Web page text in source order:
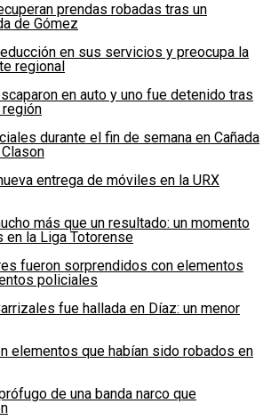
prendas robadas tras un
de Gómez
en sus servicios y preocupa la
regional
en auto y uno fue detenido tras
región
durante el fin de semana en Cañada
entrega de móviles en la URX
más que un resultado: un momento
en la Liga Totorense
fueron sorprendidos con elementos
policiales
fue hallada en Díaz: un menor
elementos que habían sido robados en
de una banda narco que